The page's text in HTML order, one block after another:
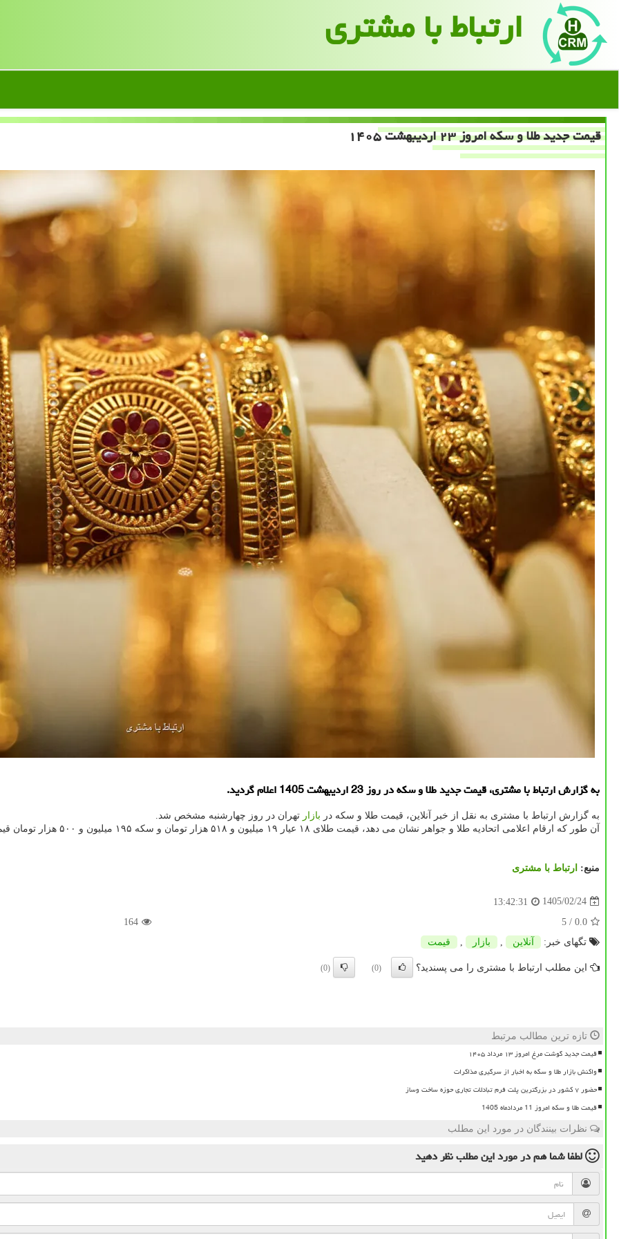
ارتباط با مشتری
قیمت جدید طلا و سکه امروز ۲۳ اردیبهشت ۱۴۰۵
به گزارش ارتباط با مشتری، قیمت جدید طلا و سکه در روز 23 اردیبهشت 1405 اعلام گردید.
به گزارش ارتباط با مشتری به نقل از خبر آنلاین، قیمت طلا و سکه در بازار تهران در روز چهارشنبه مشخص شد.
آن طور که ارقام اعلامی اتحادیه طلا و جواهر نشان می دهد، قیمت طلای ۱۸ عیار ۱۹ میلیون و ۵۱۸ هزار تومان و سکه ۱۹۵ میلیون و ۵۰۰ هزار تومان قیمت خورد.
منبع: ارتباط با مشتری
1405/02/24
13:42:31
0.0
/ 5
164
تگهای خبر:
آنلاین , بازار , قیمت
این مطلب ارتباط با مشتری را می پسندید؟ (0)
(0)
تازه ترین مطالب مرتبط
قیمت جدید گوشت مرغ امروز ۱۳ مرداد ۱۴۰۵
واکنش بازار طلا و سکه به اخبار از سرگیری مذاکرات
حضور ۷ کشور در بزرگترین پلت فرم تبادلات تجاری حوزه ساخت وساز
قیمت طلا و سکه امروز 11 مردادماه 1405
نظرات بینندگان در مورد این مطلب
لطفا شما همدر مورد این مطلبنظر دهید